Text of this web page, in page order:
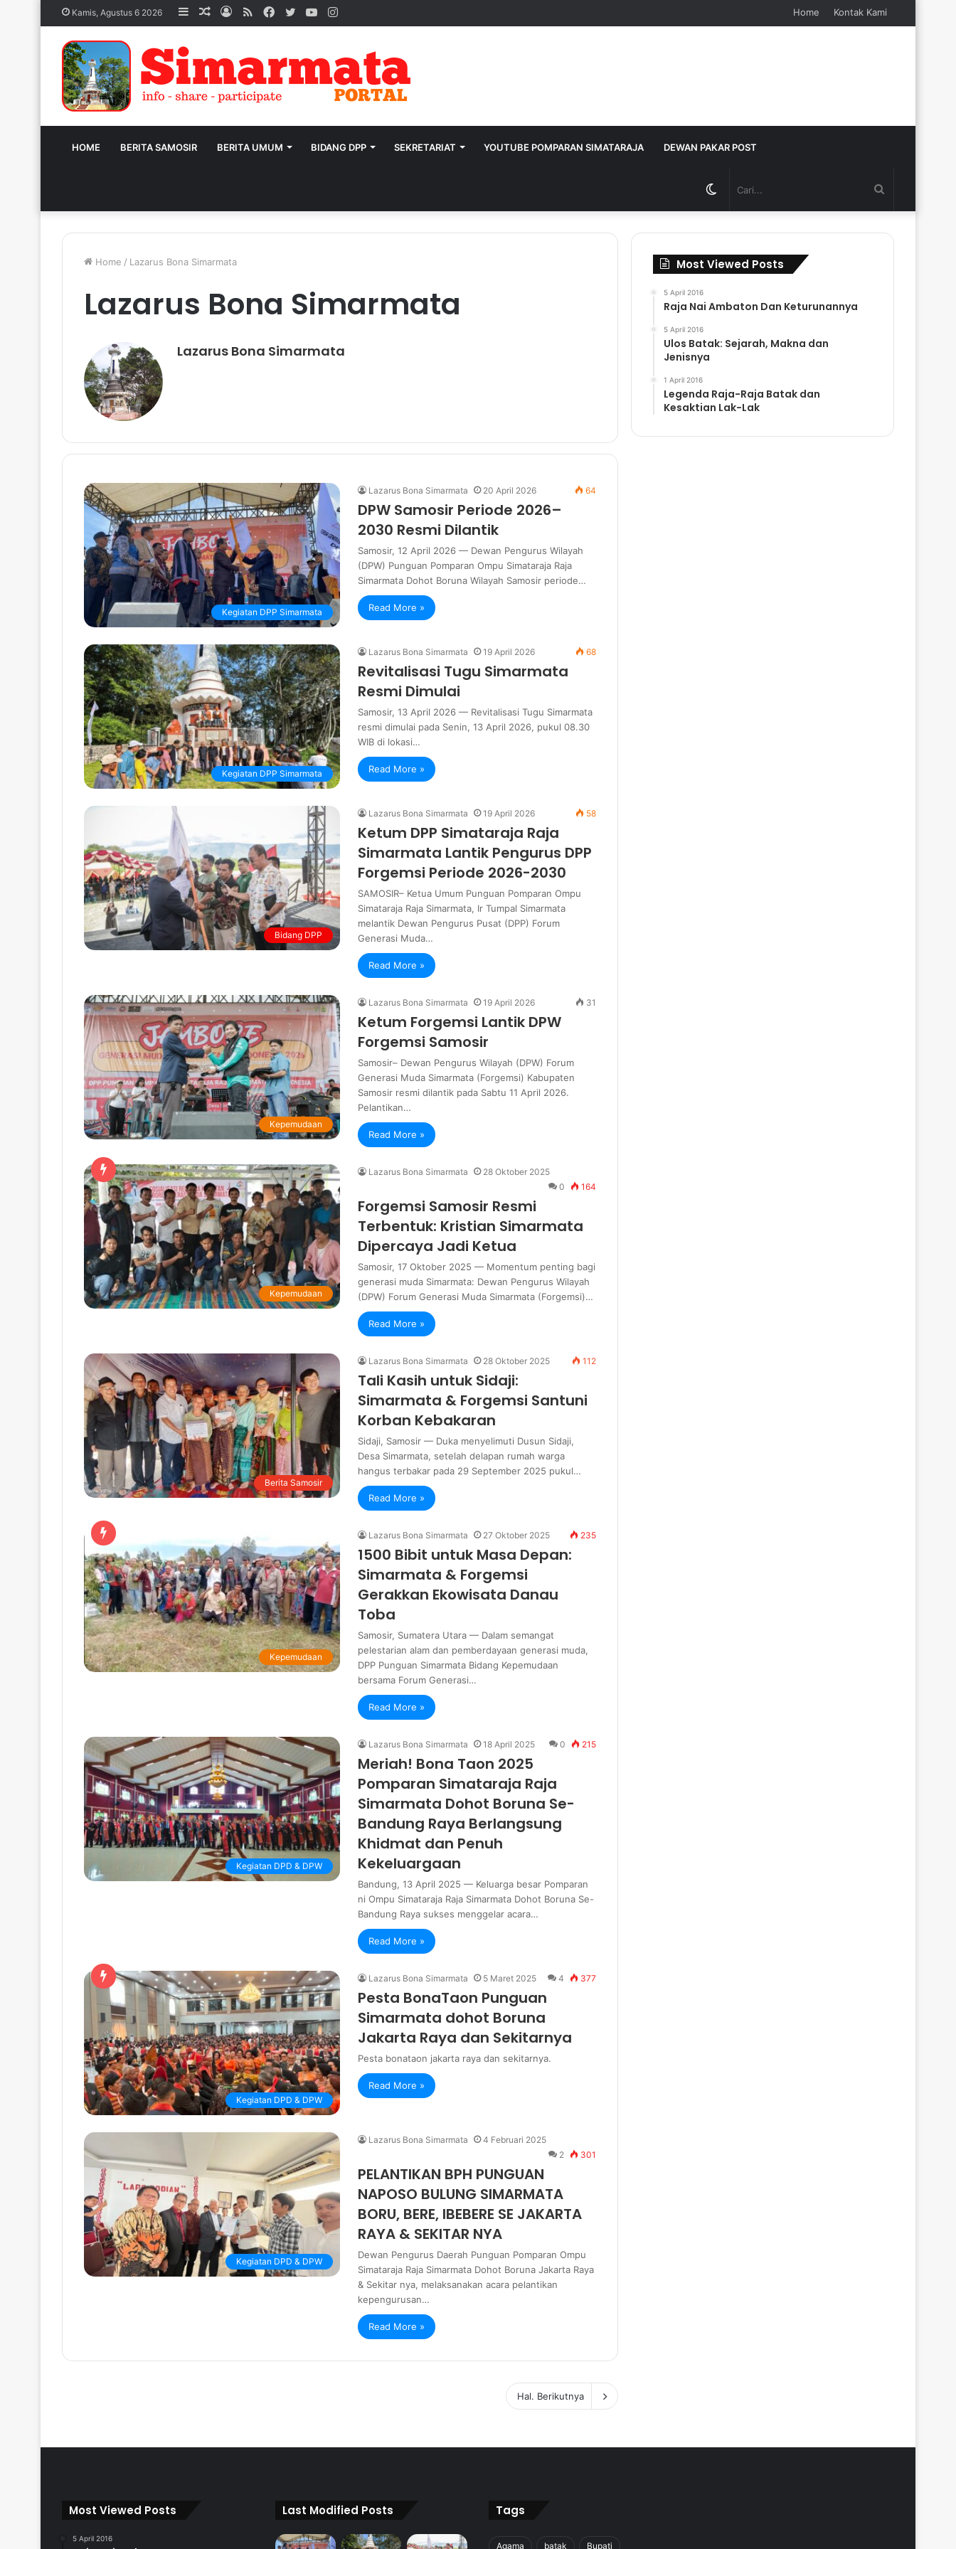
Kamis, Agustus 6 2026 Sidebar
Acak LogRSS Facebook
TwitterYouTube Home Kontak Kami
HOME BERITA SAMOSIR BERITA UMUM BIDANG DPP SEKRETARIAT YOUTUBE POMPARAN SIMATARAJA DEWAN PAKAR POST
Switch
skin
Home / Lazarus Bona Simarmata
Lazarus Bona Simarmata
Lazarus Bona Simarmata
Kegiatan DPP Simarmata
Lazarus Bona Simarmata 20 April 2026 64
DPW Samosir Periode 2026–
2030 Resmi Dilantik
Samosir, 12 April 2026 — Dewan Pengurus Wilayah
(DPW) Punguan Pomparan Ompu Simataraja Raja
Simarmata Dohot Boruna Wilayah Samosir periode…
Read More »
Kegiatan DPP Simarmata
Lazarus Bona Simarmata 19 April 2026 68
Revitalisasi Tugu Simarmata
Resmi Dimulai
Samosir, 13 April 2026 — Revitalisasi Tugu Simarmata
resmi dimulai pada Senin, 13 April 2026, pukul 08.30
WIB di lokasi…
Read More »
Bidang DPP
Lazarus Bona Simarmata 19 April 2026 58
Ketum DPP Simataraja Raja
Simarmata Lantik Pengurus DPP
Forgemsi Periode 2026-2030
SAMOSIR– Ketua Umum Punguan Pomparan Ompu
Simataraja Raja Simarmata, Ir Tumpal Simarmata
melantik Dewan Pengurus Pusat (DPP) Forum
Generasi Muda…
Read More »
Kepemudaan
Lazarus Bona Simarmata 19 April 2026 31
Ketum Forgemsi Lantik DPW
Forgemsi Samosir
Samosir– Dewan Pengurus Wilayah (DPW) Forum
Generasi Muda Simarmata (Forgemsi) Kabupaten
Samosir resmi dilantik pada Sabtu 11 April 2026.
Pelantikan…
Read More »
Kepemudaan
Lazarus Bona Simarmata
28 Oktober 2025
0
164
Forgemsi Samosir Resmi
Terbentuk: Kristian Simarmata
Dipercaya Jadi Ketua
Samosir, 17 Oktober 2025 — Momentum penting bagi
generasi muda Simarmata: Dewan Pengurus Wilayah
(DPW) Forum Generasi Muda Simarmata (Forgemsi)…
Read More »
Berita Samosir
Lazarus Bona Simarmata 28 Oktober 2025 112
Tali Kasih untuk Sidaji:
Simarmata & Forgemsi Santuni
Korban Kebakaran
Sidaji, Samosir — Duka menyelimuti Dusun Sidaji,
Desa Simarmata, setelah delapan rumah warga
hangus terbakar pada 29 September 2025 pukul…
Read More »
Kepemudaan
Lazarus Bona Simarmata 27 Oktober 2025 235
1500 Bibit untuk Masa Depan:
Simarmata & Forgemsi
Gerakkan Ekowisata Danau
Toba
Samosir, Sumatera Utara — Dalam semangat
pelestarian alam dan pemberdayaan generasi muda,
DPP Punguan Simarmata Bidang Kepemudaan
bersama Forum Generasi…
Read More »
Kegiatan DPD & DPW
Lazarus Bona Simarmata 18 April 2025 0 215
Meriah! Bona Taon 2025
Pomparan Simataraja Raja
Simarmata Dohot Boruna Se-
Bandung Raya Berlangsung
Khidmat dan Penuh
Kekeluargaan
Bandung, 13 April 2025 — Keluarga besar Pomparan
ni Ompu Simataraja Raja Simarmata Dohot Boruna Se-
Bandung Raya sukses menggelar acara…
Read More »
Kegiatan DPD & DPW
Lazarus Bona Simarmata 5 Maret 2025 4 377
Pesta BonaTaon Punguan
Simarmata dohot Boruna
Jakarta Raya dan Sekitarnya
Pesta bonataon jakarta raya dan sekitarnya.
Read More »
Kegiatan DPD & DPW
Lazarus Bona Simarmata
4 Februari 2025
2
301
PELANTIKAN BPH PUNGUAN
NAPOSO BULUNG SIMARMATA
BORU, BERE, IBEBERE SE JAKARTA
RAYA & SEKITAR NYA
Dewan Pengurus Daerah Punguan Pomparan Ompu
Simataraja Raja Simarmata Dohot Boruna Jakarta Raya
& Sekitar nya, melaksanakan acara pelantikan
kepengurusan…
Read More »
Hal. Berikutnya
Most Viewed Posts
5 April 2016
Raja Nai Ambaton Dan Keturunannya
5 April 2016
Ulos Batak: Sejarah, Makna dan
Jenisnya
1 April 2016
Legenda Raja-Raja Batak dan
Kesaktian Lak-Lak
Most Viewed Posts
5 April 2016
Last Modified Posts Tags
Agama batak Bupati